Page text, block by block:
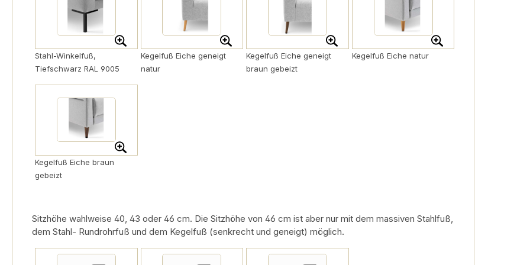
Stahl-Winkelfuß,
Tiefschwarz RAL 9005
Kegelfuß Eiche geneigt
natur
Kegelfuß Eiche geneigt
braun gebeizt
Kegelfuß Eiche natur
Kegelfuß Eiche braun
gebeizt
Sitzhöhe wahlweise 40, 43 oder 46 cm. Die Sitzhöhe von 46 cm ist aber nur mit dem massiven Stahlfuß,
dem Stahl- Rundrohrfuß und dem Kegelfuß (senkrecht und geneigt) möglich.